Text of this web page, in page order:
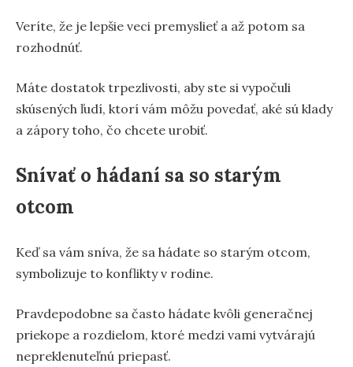
Veríte, že je lepšie veci premyslieť a až potom sa
rozhodnúť.
Máte dostatok trpezlivosti, aby ste si vypočuli
skúsených ľudí, ktorí vám môžu povedať, aké sú klady
a zápory toho, čo chcete urobiť.
Snívať o hádaní sa so starým
otcom
Keď sa vám sníva, že sa hádate so starým otcom,
symbolizuje to konflikty v rodine.
Pravdepodobne sa často hádate kvôli generačnej
priekope a rozdielom, ktoré medzi vami vytvárajú
nepreklenuteľnú priepasť.